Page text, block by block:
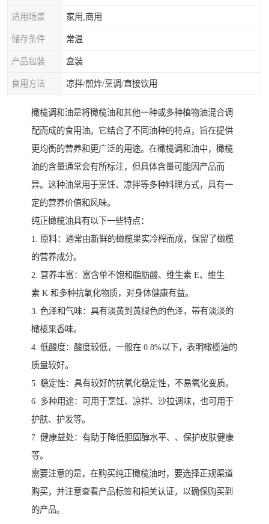
适用场景 家用,商用
储存条件 常温
产品包装 盒装
食用方法 凉拌/煎炸/烹调/直接饮用
橄榄调和油是将橄榄油和其他一种或多种植物油混合调
配而成的食用油。它结合了不同油种的特点，旨在提供
更均衡的营养和更广泛的用途。在橄榄调和油中，橄榄
油的含量通常会有所标注，但具体含量可能因产品而
异。这种油常用于烹饪、凉拌等多种料理方式，具有一
定的营养价值和风味。
纯正橄榄油具有以下一些特点：
1. 原料：通常由新鲜的橄榄果实冷榨而成，保留了橄榄
的营养成分。
2. 营养丰富：富含单不饱和脂肪酸、维生素 E、维生
素 K 和多种抗氧化物质，对身体健康有益。
3. 色泽和气味：具有淡黄到黄绿色的色泽，带有淡淡的
橄榄果香味。
4. 低酸度：酸度较低，一般在 0.8%以下，表明橄榄油的
质量较好。
5. 稳定性：具有较好的抗氧化稳定性，不易氧化变质。
6. 多种用途：可用于烹饪、凉拌、沙拉调味，也可用于
护肤、护发等。
7. 健康益处：有助于降低胆固醇水平、、保护皮肤健康
等。
需要注意的是，在购买纯正橄榄油时，要选择正规渠道
购买，并注意查看产品标签和相关认证，以确保购买到
的产品。